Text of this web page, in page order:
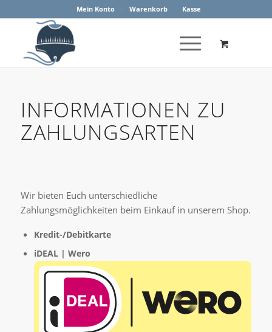
Mein Konto Warenkorb Kasse
INFORMATIONEN ZU
ZAHLUNGSARTEN
Wir bieten Euch unterschiedliche
Zahlungsmöglichkeiten beim Einkauf in unserem Shop.
Kredit-/Debitkarte
iDEAL | Wero